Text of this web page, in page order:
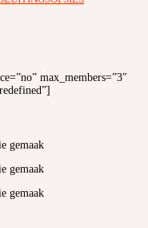
max_members=”3″
gemaak
gemaak
gemaak